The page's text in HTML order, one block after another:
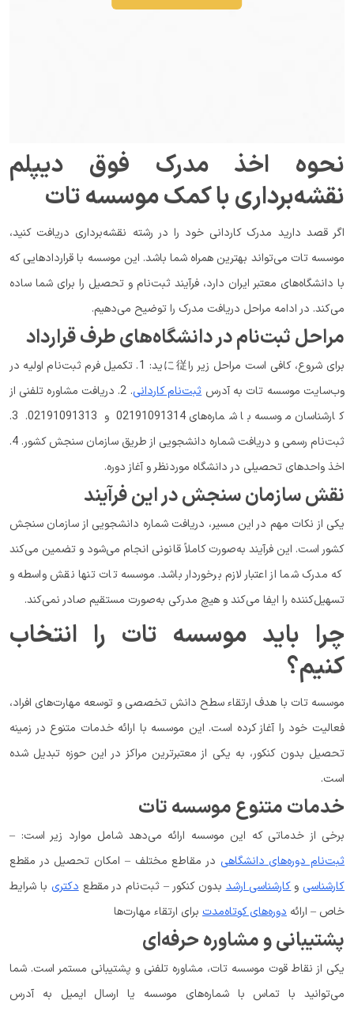
نحوه اخذ مدرک فوق دیپلم
نقشه‌برداری با کمک موسسه تات
اگر قصد دارید مدرک کاردانی خود را در رشته نقشه‌برداری دریافت کنید،
موسسه تات می‌تواند بهترین همراه شما باشد. این موسسه با قراردادهایی که
با دانشگاه‌های معتبر ایران دارد، فرآیند ثبت‌نام و تحصیل را برای شما ساده
می‌کند. در ادامه مراحل دریافت مدرک را توضیح می‌دهیم.
مراحل ثبت‌نام در دانشگاه‌های طرف قرارداد
برای شروع، کافی است مراحل زیر راに従ید: 1. تکمیل فرم ثبت‌نام اولیه در
وب‌سایت موسسه تات به آدرسثبت‌نام کاردانی
. 2. دریافت مشاوره تلفنی از
کارشناسان موسسه با شماره‌های 02191091314 و 02191091313. 3.
ثبت‌نام رسمی و دریافت شماره دانشجویی از طریق سازمان سنجش کشور. 4.
اخذ واحدهای تحصیلی در دانشگاه موردنظر و آغاز دوره.
نقش سازمان سنجش در این فرآیند
یکی از نکات مهم در این مسیر، دریافت شماره دانشجویی از سازمان سنجش
کشور است. این فرآیند به‌صورت کاملاً قانونی انجام می‌شود و تضمین می‌کند
که مدرک شما از اعتبار لازم برخوردار باشد. موسسه تات تنها نقش واسطه و
تسهیل‌کننده را ایفا می‌کند و هیچ مدرکی به‌صورت مستقیم صادر نمی‌کند.
چرا باید موسسه تات را انتخاب
کنیم؟
موسسه تات با هدف ارتقاء سطح دانش تخصصی و توسعه مهارت‌های افراد،
فعالیت خود را آغاز کرده است. این موسسه با ارائه خدمات متنوع در زمینه
تحصیل بدون کنکور، به یکی از معتبرترین مراکز در این حوزه تبدیل شده
است.
خدمات متنوع موسسه تات
برخی از خدماتی که این موسسه ارائه می‌دهد شامل موارد زیر است: –
ثبت‌نام دوره‌های دانشگاهی در مقاطع مختلف – امکان تحصیل در مقطع
کارشناسی وکارشناسی ارشدبدون کنکور – ثبت‌نام در مقطعدکتری با شرایط
خاص – ارائه دوره‌های کوتاه‌مدت برای ارتقاء مهارت‌ها
پشتیبانی و مشاوره حرفه‌ای
یکی از نقاط قوت موسسه تات، مشاوره تلفنی و پشتیبانی مستمر است. شما
می‌توانید با تماس با شماره‌های موسسه یا ارسال ایمیل به آدرس